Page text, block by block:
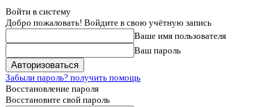
Войти в систему
Добро пожаловать! Войдите в свою учётную запись
Ваше имя пользователя
Ваш пароль
Забыли пароль? получить помощь
Восстановление пароля
Восстановите свой пароль